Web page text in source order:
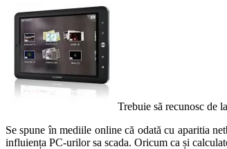
Trebuie să recunosc de
Se spune în mediile online că odată cu aparitia
influiența PC-urilor sa scada. Oricum ca și